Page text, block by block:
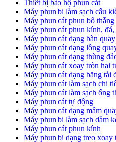
Thiết bị bảo hộ phun cát
Máy phun bi làm sạch cấu
Máy phun cát phun bố thắng
Máy phun cát phun kính, đá,
Máy phun cát dạng bàn quay
Máy phun cát dạng lồng
Máy phun cát dạng thùng
Máy phun cát xoay tròn hai
Máy phun cát dạng băng tải
​Máy phun cát làm sạch chi
Máy phun cát làm sạch ống
Máy phun cát tự động
​Máy phun cát dạng mâm
Máy phun bi làm sạch dầm
Máy phun cát phun kính
Máy phun bi dạng treo xoay